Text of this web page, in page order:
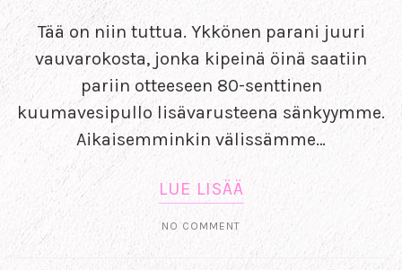
Tää on niin tuttua. Ykkönen parani juuri
vauvarokosta, jonka kipeinä öinä saatiin
pariin otteeseen 80-senttinen
kuumavesipullo lisävarusteena sänkyymme.
Aikaisemminkin välissämme…
LUE LISÄÄ
NO COMMENT